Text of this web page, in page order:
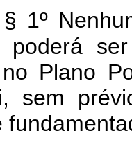
§ 1º
poderá
Plano
sem